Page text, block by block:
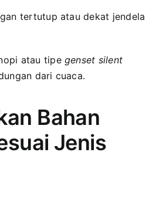
tertutup atau dekat jendela
atau tipe genset silent
dari cuaca.
Bahan
Jenis